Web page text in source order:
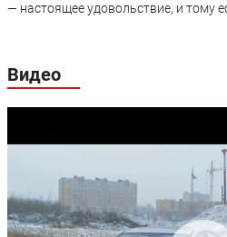
— настоящее удовольствие, и тому
Видео